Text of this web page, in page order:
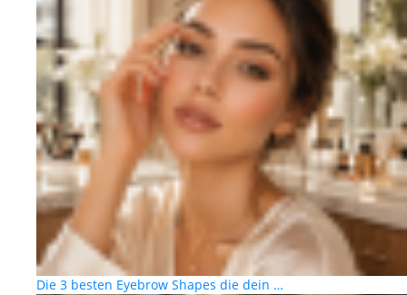
Die 3 besten Eyebrow Shapes die dein …